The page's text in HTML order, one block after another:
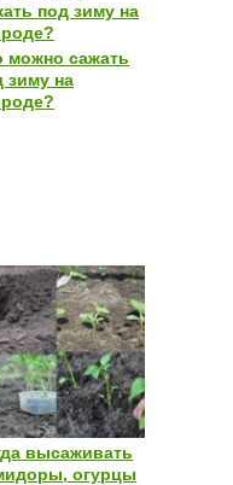
можно сажать
зиму на
высаживать
огурцы